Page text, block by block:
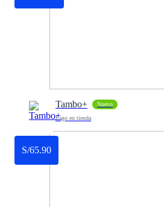
Tambo+ Nuevo
Pago en tienda
S/65.90